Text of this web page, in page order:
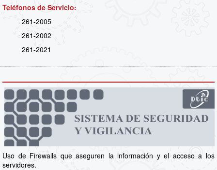
Teléfonos de Servicio:
261-2005
261-2002
261-2021
Uso de Firewalls que aseguren la información y el acceso a los
servidores.